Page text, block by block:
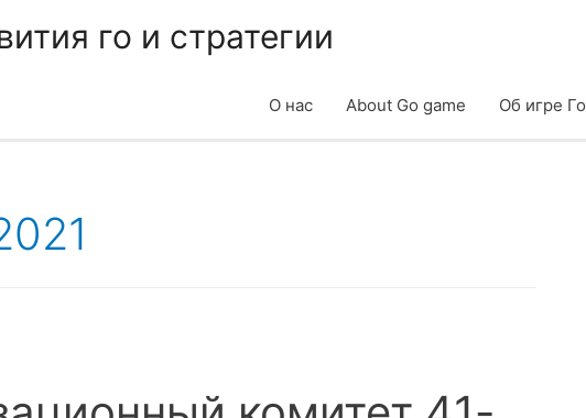
го и стратегии
О нас About Go game Об игре Го